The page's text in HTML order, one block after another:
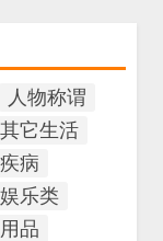
人物称谓
其它生活
病
娱乐类
品